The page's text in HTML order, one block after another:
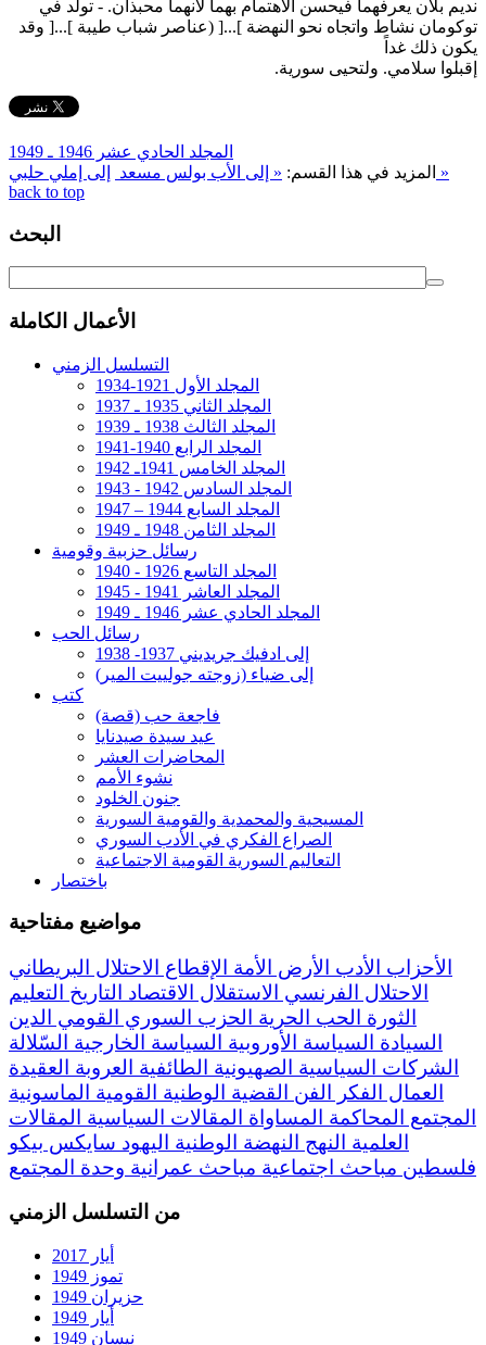
نديم بلان يعرفهما فيحسن الاهتمام بهما لأنهما محبذان. - تولد في
توكومان نشاط واتجاه نحو النهضة ]...[ (عناصر شباب طيبة ]...[ وقد
يكون ذلك غداً
إقبلوا سلامي. ولتحيى سورية.
المجلد الحادي عشر 1946 ـ 1949
المزيد في هذا القسم: « إلى الأب بولس مسعد ‏
إلى إملي حلبي »
back to top
البحث
الأعمال الكاملة
التسلسل الزمني
المجلد الأول 1921-1934
المجلد الثاني 1935 ـ 1937
المجلد الثالث 1938 ـ 1939
المجلد الرابع 1940-1941
المجلد الخامس 1941ـ 1942
المجلد السادس 1942 - 1943
المجلد السابع 1944 – 1947
المجلد الثامن 1948 ـ 1949
رسائل حزبية وقومية
المجلد التاسع 1926 - 1940
المجلد العاشر 1941 - 1945
المجلد الحادي عشر 1946 ـ 1949
رسائل الحب
إلى ادفيك جريديني 1937- 1938
إلى ضياء (زوجته جولييت المير)
كتب
فاجعة حب (قصة)
عيد سيدة صيدنايا
المحاضرات العشر
نشوء الأمم
جنون الخلود
المسيحية والمحمدية والقومية السورية
الصراع الفكري في الأدب السوري
التعاليم السورية القومية الاجتماعية
باختصار
مواضيع مفتاحية
الأحزاب
الأدب الأرض الأمة الإقطاع
الاحتلال البريطاني
الاحتلال الفرنسي
الاستقلال الاقتصاد التاريخ
التعليم
الثورة
الحب الحرية الحزب السوري القومي
الدين
السيادة
السياسة الأوروبية السياسة الخارجية
السّلالة
الشركات السياسية
الصهيونية الطائفية العروبة
العقيدة
العمال
الفكر الفن القضية الوطنية القومية
الماسونية
المجتمع
المحاكمة المساواة المقالات السياسية
المقالات
العلمية
النهج النهضة الوطنية اليهود سايكس بيكو
فلسطين مباحث اجتماعية مباحث عمرانية وحدة المجتمع
من التسلسل الزمني
أيار 2017
تموز 1949
حزيران 1949
أيار 1949
نيسان 1949